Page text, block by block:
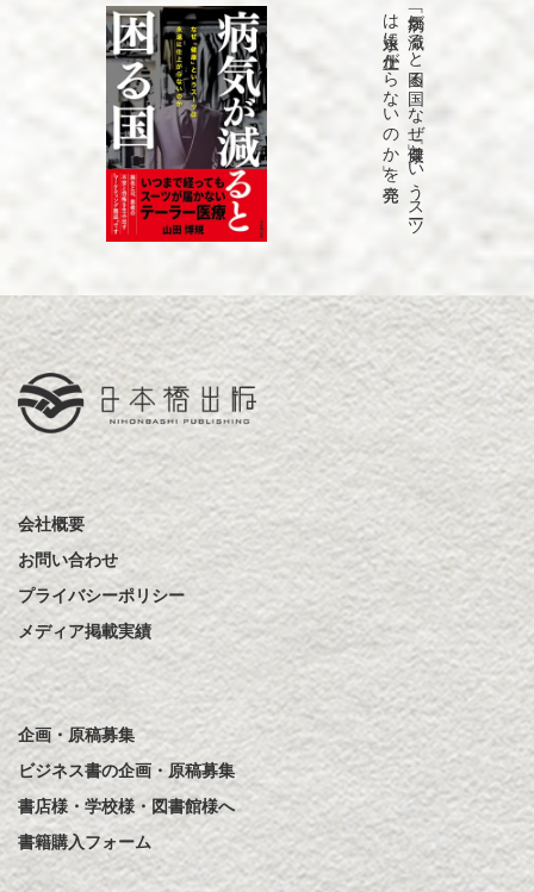
「病気が
減る
と
困る
国
な
ぜ
「健康」と
い
う
ス
ーツ
は
永遠に
仕上が
ら
な
い
の
か
」を
発売
会社概要
お問い合わせ
プライバシーポリシー
メディア掲載実績
企画・原稿募集
ビジネス書の企画・原稿募集
書店様・学校様・図書館様へ
書籍購入フォーム